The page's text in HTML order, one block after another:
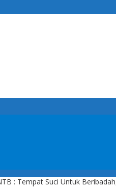
: Tempat Suci Untuk